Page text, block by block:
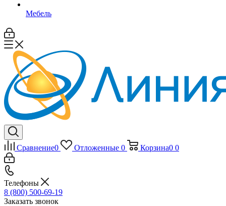
Мебель
Сравнение0 Отложенные 0 Корзина0 0
Телефоны
8 (800) 500-69-19
Заказать звонок